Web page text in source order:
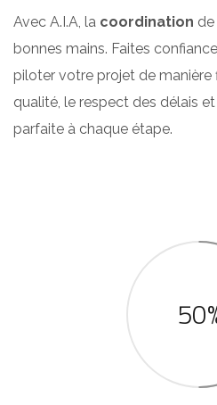
Avec A.I.A, la coordination
bonnes mains. Faites
piloter votre projet de manière
qualité, le respect des délais
parfaite à chaque étape.